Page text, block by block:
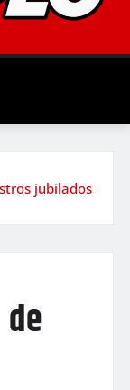
jubilados